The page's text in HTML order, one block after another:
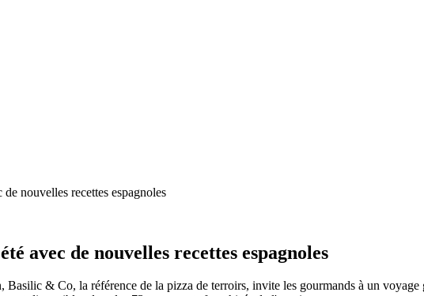
nouvelles recettes espagnoles
avec de nouvelles recettes espagnoles
Basilic & Co, la référence de la pizza de terroirs, invite les gourmands à un